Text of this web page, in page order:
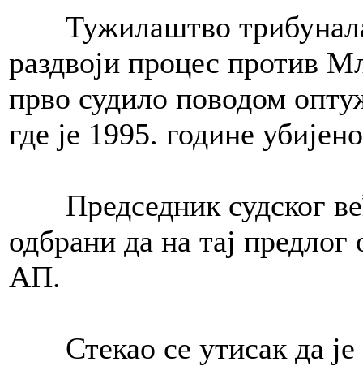
Тужилаштво трибунала
раздвоји процес против
прво судило поводом
где је 1995. године
Председник судског
одбрани да на тај
АП.
Стекао се утисак да је